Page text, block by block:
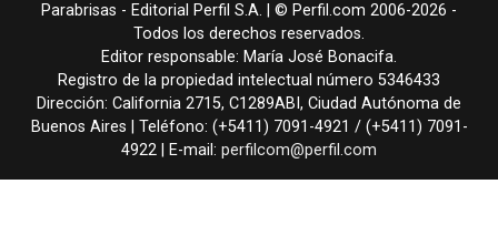
Parabrisas - Editorial Perfil S.A. | © Perfil.com 2006-2026 -
Todos los derechos reservados.
Editor responsable: María José Bonacifa.
Registro de la propiedad intelectual número 5346433
Dirección: California 2715, C1289ABI , Ciudad Autónoma de
Buenos Aires | Teléfono: (+5411) 7091-4921 / (+5411) 7091-
4922 | E-mail: perfilcom@perfil.com